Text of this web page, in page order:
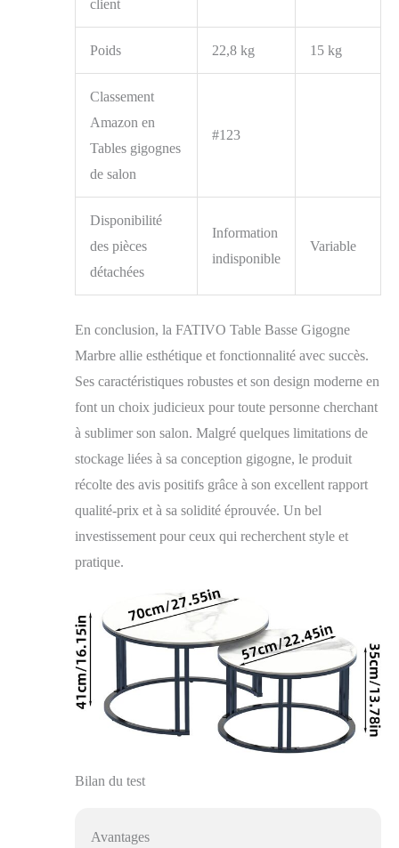
table peut être
facilement assemblée.
imperméable, le
client
Poids 22,8 kg 15 kg
Classement
Amazon en
Tables gigognes
de salon
#123
Disponibilité
des pièces
détachées
Information
indisponible
Variable
En conclusion, la FATIVO Table Basse Gigogne
Marbre allie esthétique et fonctionnalité avec succès.
Ses caractéristiques robustes et son design moderne en
font un choix judicieux pour toute personne cherchant
à sublimer son salon. Malgré quelques limitations de
stockage liées à sa conception gigogne, le produit
récolte des avis positifs grâce à son excellent rapport
qualité-prix et à sa solidité éprouvée. Un bel
investissement pour ceux qui recherchent style et
pratique.
Bilan du test
Avantages